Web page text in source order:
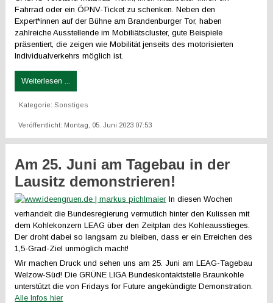
Fahrrad oder ein ÖPNV-Ticket zu schenken. Neben den
Expert*innen auf der Bühne am Brandenburger Tor, haben
zahlreiche Ausstellende im Mobiliätscluster, gute Beispiele
präsentiert, die zeigen wie Mobilität jenseits des motorisierten
Individualverkehrs möglich ist.
Weiterlesen ...
Kategorie:Sonstiges
Veröffentlicht: Montag, 05. Juni 2023 07:53
Am 25. Juni am Tagebau in der
Lausitz demonstrieren!
In diesen Wochen
verhandelt die Bundesregierung vermutlich hinter den Kulissen mit
dem Kohlekonzern LEAG über den Zeitplan des Kohleausstieges.
Der droht dabei so langsam zu bleiben, dass er ein Erreichen des
1,5-Grad-Ziel unmöglich macht!
Wir machen Druck und sehen uns am 25. Juni am LEAG-Tagebau
Welzow-Süd! Die GRÜNE LIGA Bundeskontaktstelle Braunkohle
unterstützt die von Fridays for Future angekündigte Demonstration.
Alle Infos hier